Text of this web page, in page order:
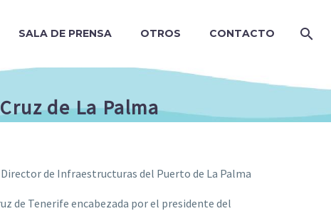
SALA DE PRENSA OTROS CONTACTO
de La Palma
de Infraestructuras del Puerto de La Palma
de Tenerife encabezada por el presidente del